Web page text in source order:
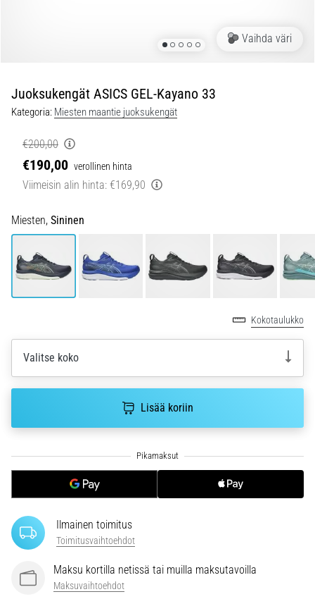
oli
kyseessä
harrastaja
ammattilainen.
5. 8. 2026
6 min. luetaan
Plantaarifaskiitti:
Oireet,
aikana
sen
syistä
on
plantaarifaskiitti.
Vaihda väri
Juoksukengät ASICS GEL-Kayano 33
Kategoria: Miesten maantie juoksukengät
€200,00
€190,00 verollinen hinta
Viimeisin alin hinta: €169,90
Miesten, Sininen
Kokotaulukko
Valitse koko
Lisää koriin
Ilmainen toimitus
Toimitusvaihtoehdot
Maksu kortilla netissä tai muilla maksutavoilla
Maksuvaihtoehdot